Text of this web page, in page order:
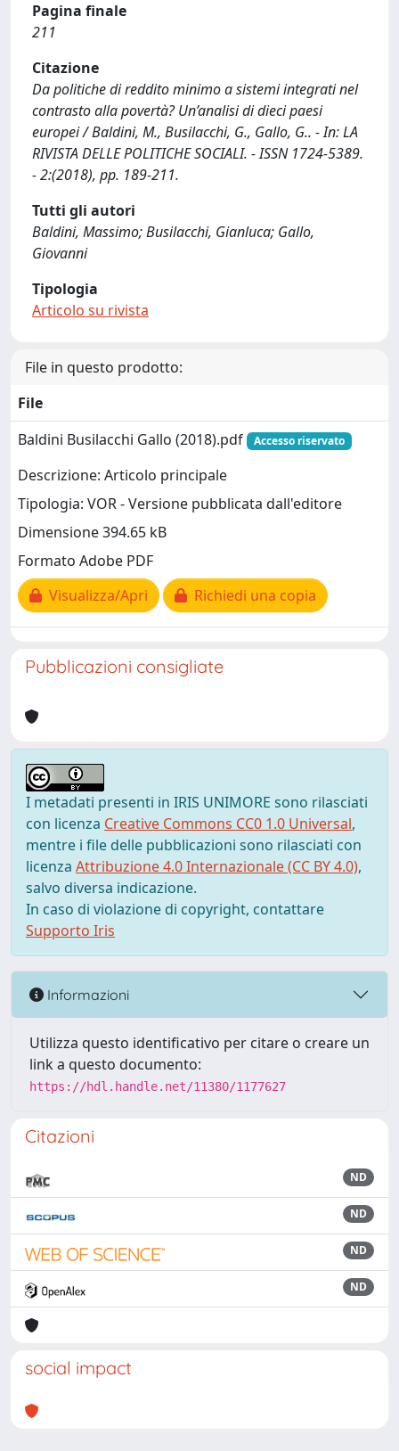
Pagina finale
211
Citazione
Da politiche di reddito minimo a sistemi integrati nel
contrasto alla povertà? Un’analisi di dieci paesi
europei / Baldini, M., Busilacchi, G., Gallo, G.. - In: LA
RIVISTA DELLE POLITICHE SOCIALI. - ISSN 1724-5389.
- 2:(2018), pp. 189-211.
Tutti gli autori
Baldini, Massimo; Busilacchi, Gianluca; Gallo,
Giovanni
Tipologia
Articolo su rivista
File in questo prodotto:
File
Baldini Busilacchi Gallo (2018).pdf
Accesso riservato
Descrizione: Articolo principale
Tipologia: VOR - Versione pubblicata dall'editore
Dimensione 394.65 kB
Formato Adobe PDF
Visualizza/Apri
Richiedi una copia
Pubblicazioni consigliate
I metadati presenti in IRIS UNIMORE sono rilasciati
con licenza Creative Commons CC0 1.0 Universal,
mentre i file delle pubblicazioni sono rilasciati con
licenza Attribuzione 4.0 Internazionale (CC BY 4.0),
salvo diversa indicazione.
In caso di violazione di copyright, contattare
Supporto Iris
Informazioni
Utilizza questo identificativo per citare o creare un
link a questo documento:
https://hdl.handle.net/11380/1177627
Citazioni
ND
ND
ND
ND
social impact